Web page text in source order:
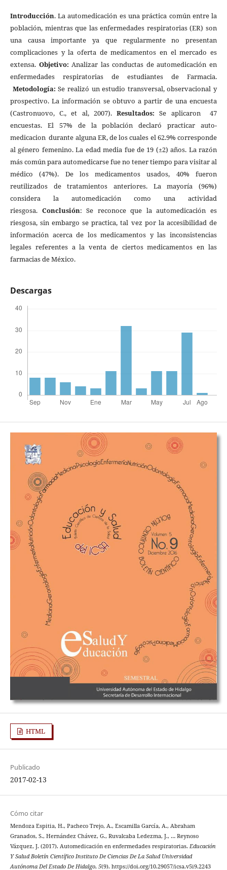
Introducción. La automedicación es una práctica común entre la
población, mientras que las enfermedades respiratorias (ER) son
una causa importante ya que regularmente no presentan
complicaciones y la oferta de medicamentos en el mercado es
extensa. Objetivo: Analizar las conductas de automedicación en
enfermedades respiratorias de estudiantes de Farmacia.
Metodología: Se realizó un estudio transversal, observacional y
prospectivo. La información se obtuvo a partir de una encuesta
(Castronuovo, C., et al, 2007).Resultados: Se aplicaron 47
encuestas. El 57% de la población declaró practicar auto-
medicacion durante alguna ER, de los cuales el 62.9% corresponde
al género femenino. La edad media fue de 19 (±2) años. La razón
más común para automedicarse fue no tener tiempo para visitar al
médico (47%). De los medicamentos usados, 40% fueron
reutilizados de tratamientos anteriores. La mayoría (96%)
considera la automedicación como una actividad
riesgosa. Conclusión: Se reconoce que la automedicación es
riesgosa, sin embargo se practica, tal vez por la accesibilidad de
información acerca de los medicamentos y las inconsistencias
legales referentes a la venta de ciertos medicamentos en las
farmacias de México.
Descargas
HTML
Publicado
2017-02-13
Cómo citar
Mendoza Espitia, H., Pacheco Trejo, A., Escamilla García, A., Abraham
Granados, S., Hernández Chávez, G., Ruvalcaba Ledezma, J., … Reynoso
Vázquez, J. (2017). Automedicación en enfermedades respiratorias. Educación
Y Salud Boletín Científico Instituto De Ciencias De La Salud Universidad
Autónoma Del Estado De Hidalgo, 5(9). https://doi.org/10.29057/icsa.v5i9.2243